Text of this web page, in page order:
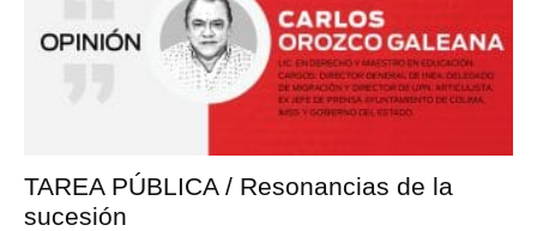
TAREA PÚBLICA / Resonancias de la
sucesión